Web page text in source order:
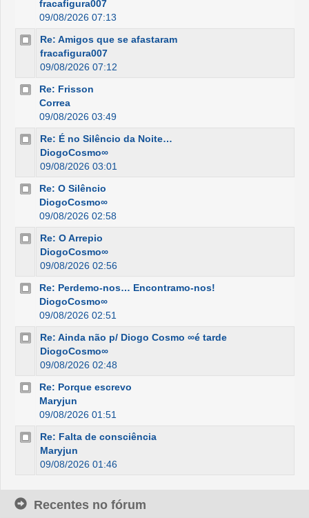
fracafigura007
09/08/2026 07:13
Re: Amigos que se afastaram
fracafigura007
09/08/2026 07:12
Re: Frisson
Correa
09/08/2026 03:49
Re: É no Silêncio da Noite…
DiogoCosmo∞
09/08/2026 03:01
Re: O Silêncio
DiogoCosmo∞
09/08/2026 02:58
Re: O Arrepio
DiogoCosmo∞
09/08/2026 02:56
Re: Perdemo-nos… Encontramo-nos!
DiogoCosmo∞
09/08/2026 02:51
Re: Ainda não p/ Diogo Cosmo ∞é tarde
DiogoCosmo∞
09/08/2026 02:48
Re: Porque escrevo
Maryjun
09/08/2026 01:51
Re: Falta de consciência
Maryjun
09/08/2026 01:46
Recentes no fórum